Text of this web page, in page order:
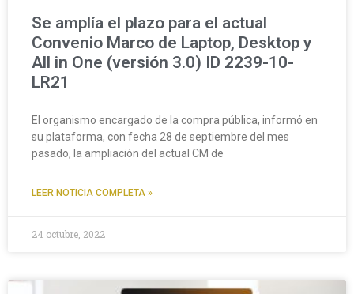
Se amplía el plazo para el actual
Convenio Marco de Laptop, Desktop y
All in One (versión 3.0) ID 2239-10-
LR21
El organismo encargado de la compra pública, informó en
su plataforma, con fecha 28 de septiembre del mes
pasado, la ampliación del actual CM de
LEER NOTICIA COMPLETA »
24 octubre, 2022